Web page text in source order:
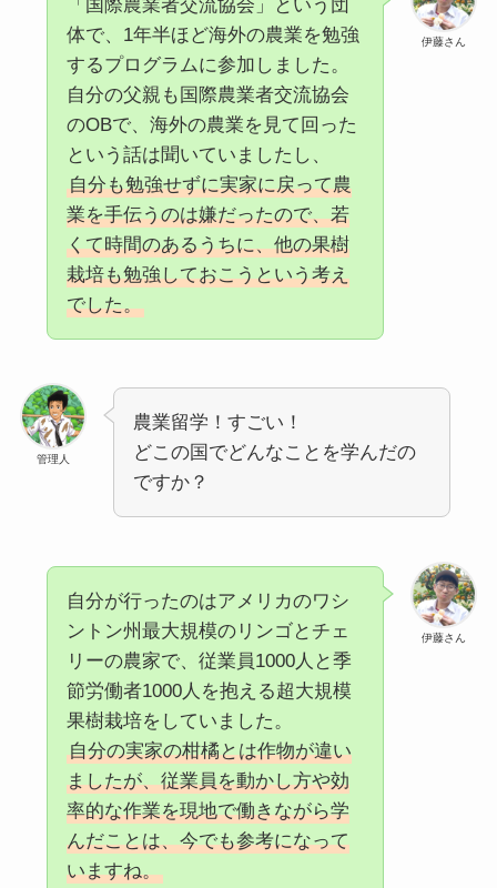
伊藤さん
「国際農業者交流協会」という団
体で、1年半ほど海外の農業を勉強
するプログラムに参加しました。
自分の父親も国際農業者交流協会
のOBで、海外の農業を見て回った
という話は聞いていましたし、
自分も勉強せずに実家に戻って農
業を手伝うのは嫌だったので、若
くて時間のあるうちに、他の果樹
栽培も勉強しておこうという考え
でした。
管理人
農業留学！すごい！
どこの国でどんなことを学んだの
ですか？
伊藤さん
自分が行ったのはアメリカのワシ
ントン州最大規模のリンゴとチェ
リーの農家で、従業員1000人と季
節労働者1000人を抱える超大規模
果樹栽培をしていました。
自分の実家の柑橘とは作物が違い
ましたが、従業員を動かし方や効
率的な作業を現地で働きながら学
んだことは、今でも参考になって
いますね。